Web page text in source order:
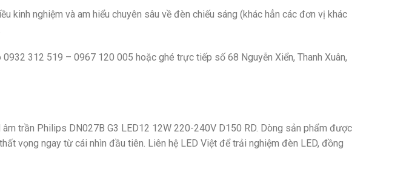
kinh nghiệm và am hiểu chuyên sâu về đèn chiếu sáng (khác hẳn các đơn vị khác
0932 312 519 – 0967 120 005 hoặc ghé trực tiếp số 68 Nguyễn Xiển, Thanh Xuân,
trần Philips DN027B G3 LED12 12W 220-240V D150 RD. Dòng sản phẩm được
vọng ngay từ cái nhìn đầu tiên. Liên hệ LED Việt để trải nghiệm đèn LED, đồng